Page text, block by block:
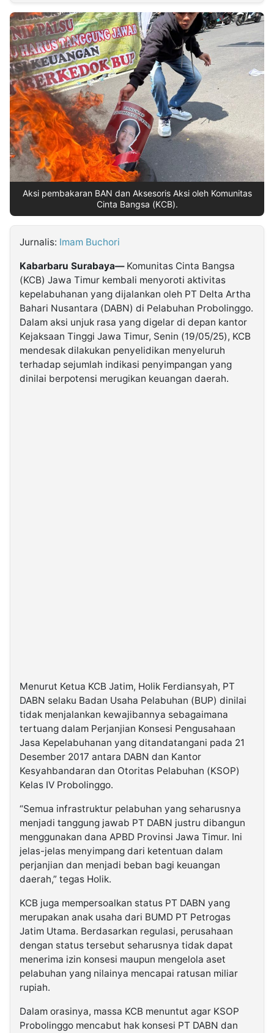
INDONESIA
Partner
Insight
NTB
Suara
Time
Lens
IDN
Daily
Jogja
Jalan
Rakyat
Idealita
News
Kita
Notice
Dinamikapost.com
Radar
Baru
Seedbacklink
Follow
Kabarbaru
Kabarbaru.co
2026
Kabarbaru
Media
Holding
Aksi pembakaran BAN dan Aksesoris Aksi oleh Komunitas
Cinta Bangsa (KCB).
Jurnalis: Imam Buchori
Kabarbaru Surabaya—Komunitas Cinta Bangsa
(KCB) Jawa Timur kembali menyoroti aktivitas
kepelabuhanan yang dijalankan oleh PT Delta Artha
Bahari Nusantara (DABN) di Pelabuhan Probolinggo.
Dalam aksi unjuk rasa yang digelar di depan kantor
Kejaksaan Tinggi Jawa Timur, Senin (19/05/25), KCB
mendesak dilakukan penyelidikan menyeluruh
terhadap sejumlah indikasi penyimpangan yang
dinilai berpotensi merugikan keuangan daerah.
Menurut Ketua KCB Jatim, Holik Ferdiansyah, PT
DABN selaku Badan Usaha Pelabuhan (BUP) dinilai
tidak menjalankan kewajibannya sebagaimana
tertuang dalam Perjanjian Konsesi Pengusahaan
Jasa Kepelabuhanan yang ditandatangani pada 21
Desember 2017 antara DABN dan Kantor
Kesyahbandaran dan Otoritas Pelabuhan (KSOP)
Kelas IV Probolinggo.
“Semua infrastruktur pelabuhan yang seharusnya
menjadi tanggung jawab PT DABN justru dibangun
menggunakan dana APBD Provinsi Jawa Timur. Ini
jelas-jelas menyimpang dari ketentuan dalam
perjanjian dan menjadi beban bagi keuangan
daerah,” tegas Holik.
KCB juga mempersoalkan status PT DABN yang
merupakan anak usaha dari BUMD PT Petrogas
Jatim Utama. Berdasarkan regulasi, perusahaan
dengan status tersebut seharusnya tidak dapat
menerima izin konsesi maupun mengelola aset
pelabuhan yang nilainya mencapai ratusan miliar
rupiah.
Dalam orasinya, massa KCB menuntut agar KSOP
Probolinggo mencabut hak konsesi PT DABN dan